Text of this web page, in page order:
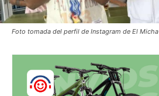
Foto tomada del perfil de Instagram de El Micha